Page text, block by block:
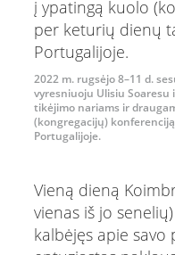
2022 m. rugsėjo 8–11 d.
vyresniuoju Ulisiu Soaresu
tikėjimo nariams ir
(kongregacijų)
Portugalijoje.
Vieną dieną
vienas iš jo
kalbėjęs apie savo